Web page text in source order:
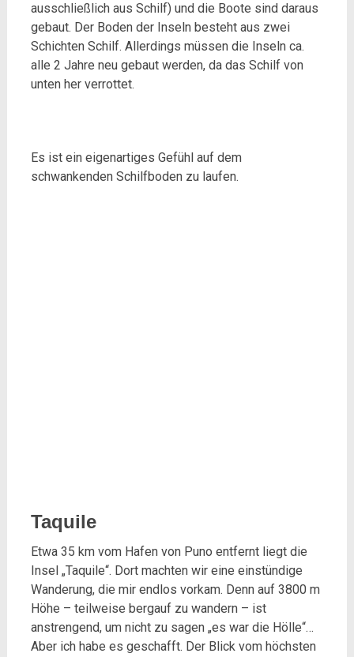
ausschließlich aus Schilf) und die Boote sind daraus
gebaut. Der Boden der Inseln besteht aus zwei
Schichten Schilf. Allerdings müssen die Inseln ca.
alle 2 Jahre neu gebaut werden, da das Schilf von
unten her verrottet.
Es ist ein eigenartiges Gefühl auf dem
schwankenden Schilfboden zu laufen.
Taquile
Etwa 35 km vom Hafen von Puno entfernt liegt die
Insel „Taquile“. Dort machten wir eine einstündige
Wanderung, die mir endlos vorkam. Denn auf 3800 m
Höhe – teilweise bergauf zu wandern – ist
anstrengend, um nicht zu sagen „es war die Hölle“…
Aber ich habe es geschafft. Der Blick vom höchsten